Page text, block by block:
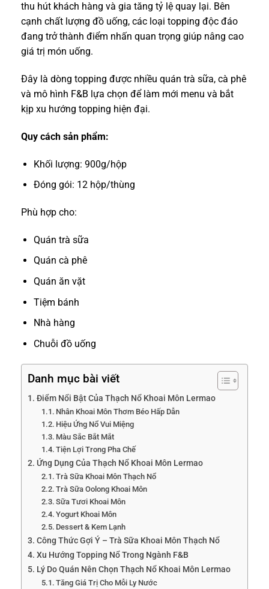
thu hút khách hàng và gia tăng tỷ lệ quay lại. Bên
cạnh chất lượng đồ uống, các loại topping độc đáo
đang trở thành điểm nhấn quan trọng giúp nâng cao
giá trị món uống.
Đây là dòng topping được nhiều quán trà sữa, cà phê
và mô hình F&B lựa chọn để làm mới menu và bắt
kịp xu hướng topping hiện đại.
Quy cách sản phẩm:
Khối lượng: 900g/hộp
Đóng gói: 12 hộp/thùng
Phù hợp cho:
Quán trà sữa
Quán cà phê
Quán ăn vặt
Tiệm bánh
Nhà hàng
Chuỗi đồ uống
Danh mục bài viết
Điểm Nổi Bật Của Thạch Nổ Khoai Môn Lermao
Nhân Khoai Môn Thơm Béo Hấp Dẫn
Hiệu Ứng Nổ Vui Miệng
Màu Sắc Bắt Mắt
Tiện Lợi Trong Pha Chế
Ứng Dụng Của Thạch Nổ Khoai Môn Lermao
Trà Sữa Khoai Môn Thạch Nổ
Trà Sữa Oolong Khoai Môn
Sữa Tươi Khoai Môn
Yogurt Khoai Môn
Dessert & Kem Lạnh
Công Thức Gợi Ý – Trà Sữa Khoai Môn Thạch Nổ
Xu Hướng Topping Nổ Trong Ngành F&B
Lý Do Quán Nên Chọn Thạch Nổ Khoai Môn Lermao
Tăng Giá Trị Cho Mỗi Ly Nước